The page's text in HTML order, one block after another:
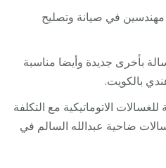
في صيانة وتصليح
بأخرى جديدة وأيضا مناسبة
بالكويت.
الاتوماتيكية مع التكلفة
ضاحية عبدالله السالم في